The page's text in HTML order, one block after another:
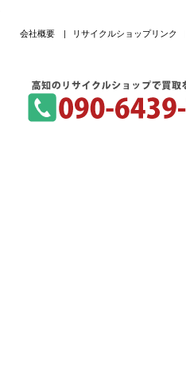
会社概要 | リサイクルショップリンク